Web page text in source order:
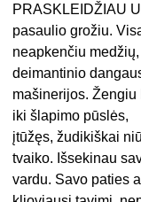
PRASKLEIDŽIAU
pasaulio grožiu.
neapkenčiu
deimantinio
mašinerijos.
iki šlapimo pūslės,
įtūžęs, žudikiškai
tvaiko. Išsekinau
vardu. Savo paties